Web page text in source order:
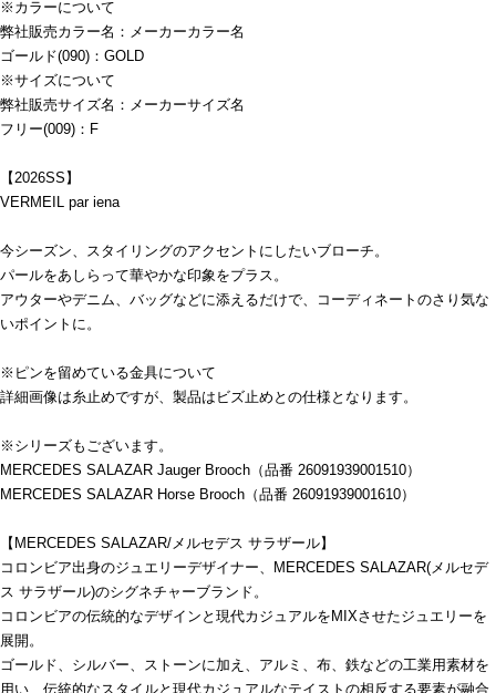
※カラーについて
弊社販売カラー名：メーカーカラー名
ゴールド(090)：GOLD
※サイズについて
弊社販売サイズ名：メーカーサイズ名
フリー(009)：F
【2026SS】
VERMEIL par iena
今シーズン、スタイリングのアクセントにしたいブローチ。
パールをあしらって華やかな印象をプラス。
アウターやデニム、バッグなどに添えるだけで、コーディネートのさり気な
いポイントに。
※ピンを留めている金具について
詳細画像は糸止めですが、製品はビズ止めとの仕様となります。
※シリーズもございます。
MERCEDES SALAZAR Jauger Brooch（品番 26091939001510）
MERCEDES SALAZAR Horse Brooch（品番 26091939001610）
【MERCEDES SALAZAR/メルセデス サラザール】
コロンビア出身のジュエリーデザイナー、MERCEDES SALAZAR(メルセデ
ス サラザール)のシグネチャーブランド。
コロンビアの伝統的なデザインと現代カジュアルをMIXさせたジュエリーを
展開。
ゴールド、シルバー、ストーンに加え、アルミ、布、鉄などの工業用素材を
用い、伝統的なスタイルと現代カジュアルなテイストの相反する要素が融合